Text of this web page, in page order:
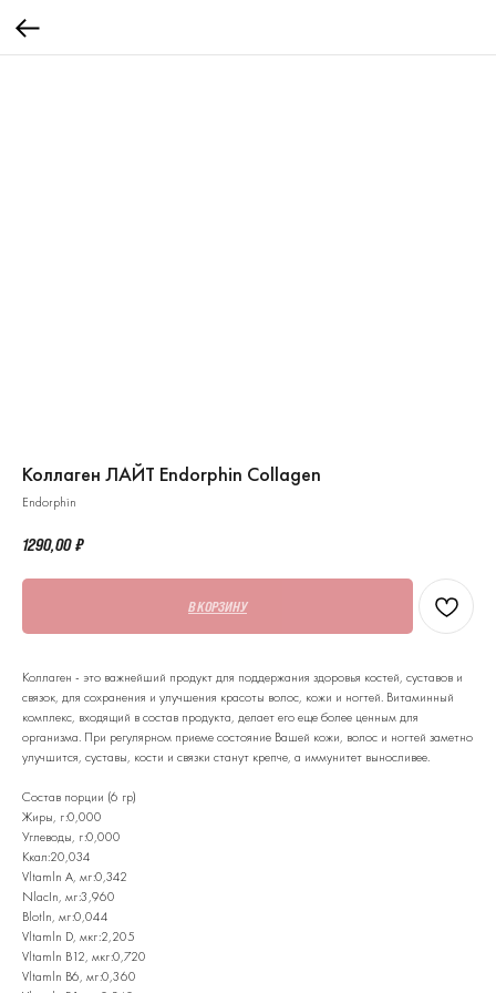
Коллаген ЛАЙТ Endorphin Collagen
Endorphin
1290,00 ₽
В КОРЗИНУ
Коллаген - это важнейший продукт для поддержания здоровья костей, суставов и
связок, для сохранения и улучшения красоты волос, кожи и ногтей. Витаминный
комплекс, входящий в состав продукта, делает его еще более ценным для
организма. При регулярном приеме состояние Вашей кожи, волос и ногтей заметно
улучшится, суставы, кости и связки станут крепче, а иммунитет выносливее.
Состав порции (6 гр)
Жиры, г:0,000
Углеводы, г:0,000
Ккал:20,034
Vltamln A, мг:0,342
NlacIn, мг:3,960
Blotln, мг:0,044
Vltamln D, мкг:2,205
Vltamln B12, мкг:0,720
Vltamln B6, мг:0,360